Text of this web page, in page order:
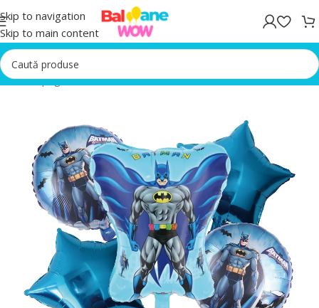
Skip to navigation
Skip to main content
Prima pagină/Baloane folie